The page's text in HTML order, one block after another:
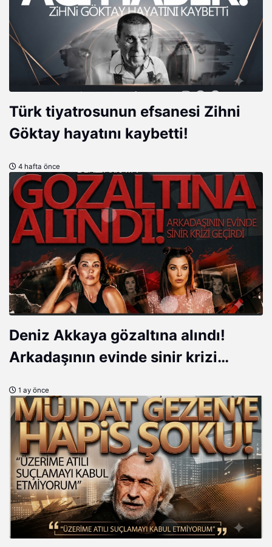
Türk tiyatrosunun efsanesi Zihni
Göktay hayatını kaybetti!
4 hafta önce
Deniz Akkaya gözaltına alındı!
Arkadaşının evinde sinir krizi
1 ay önce